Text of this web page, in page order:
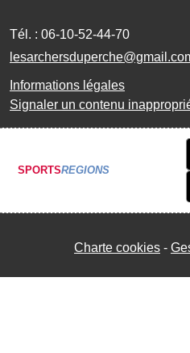
Tél. : 06-10-52-44-70
Informations légales
Signaler un contenu
SPORTSREGIONS
Charte cookies